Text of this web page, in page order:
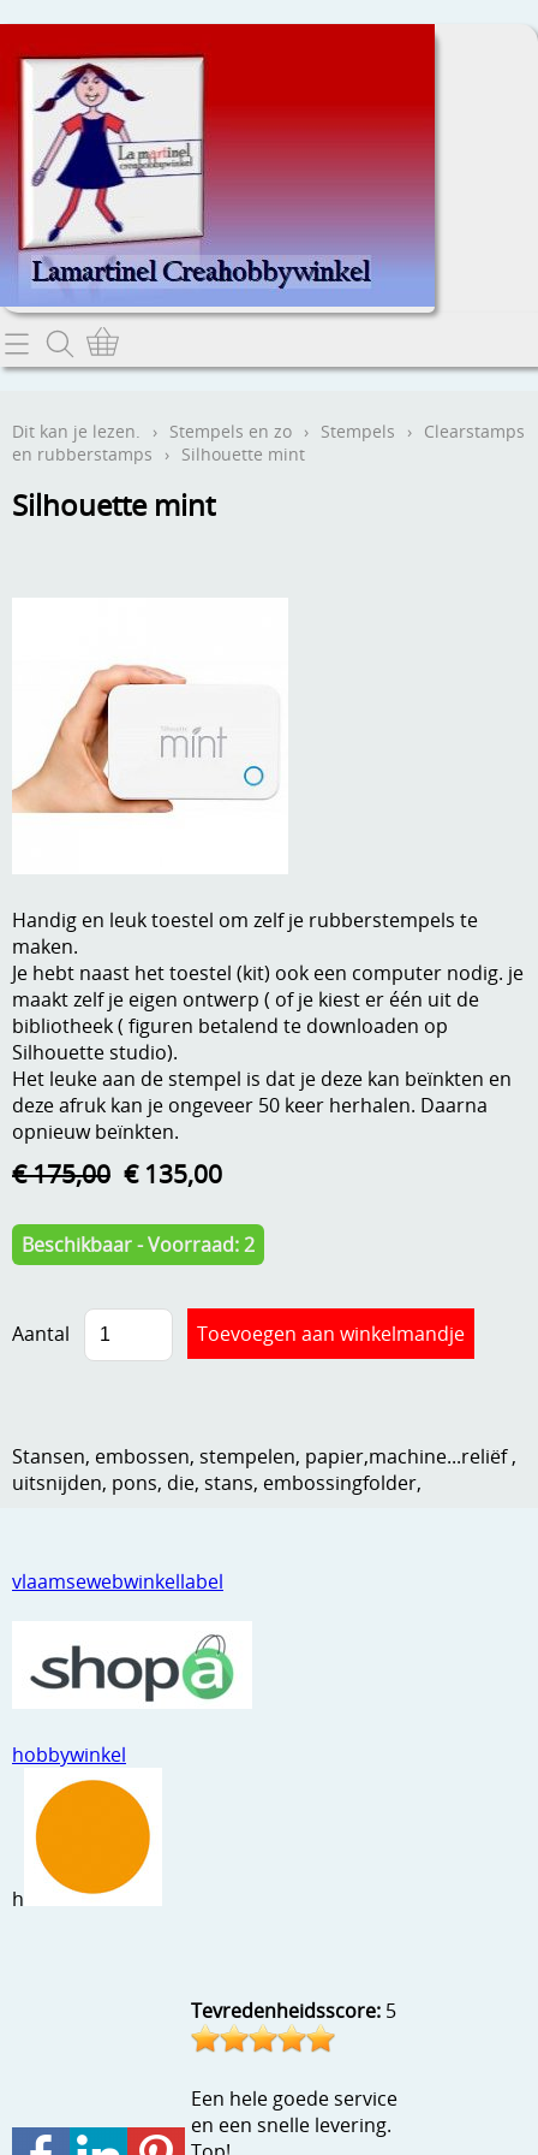
Home
Contact
Webwinkel
Andere
Boeken en magazines
Dies om te stansen
DVD-CD
Handige extra's
Hechtingsmaterialen
Hout , MDF, kartonmateriaal, steen
Kleurmateriaal-tekenmateriaal
Kneedmateriaal
Merken
Papier en karton
Snijmaterialen
Stans machine en embossing machines
Template, mask, stencils, grids
Mijn account
Info
vlaamsewebwinkellabel
hobbywinkel
h
Tevredenheidsscore: 5
Een hele goede service
en een snelle levering.
Dit kan je lezen. › Stempels en zo › Stempels › Clearstamps
en rubberstamps
› Silhouette mint
Silhouette mint
Handig en leuk toestel om zelf je rubberstempels te
maken.
Je hebt naast het toestel (kit) ook een computer nodig. je
maakt zelf je eigen ontwerp ( of je kiest er één uit de
bibliotheek ( figuren betalend te downloaden op
Silhouette studio).
Het leuke aan de stempel is dat je deze kan beïnkten en
deze afruk kan je ongeveer 50 keer herhalen. Daarna
opnieuw beïnkten.
€ 175,00 € 135,00
Beschikbaar - Voorraad: 2
Aantal
Stansen, embossen, stempelen, papier,machine...reliëf ,
uitsnijden, pons, die, stans, embossingfolder,